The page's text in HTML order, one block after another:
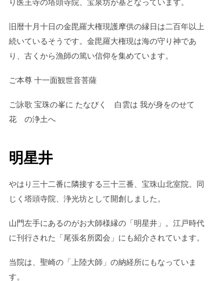
り医王寺の塔頭寺院、宝泉坊が基となっています。
旧暦十月十日の金毘羅大権現護摩供の縁日は二百年以上
続いているそうです。金毘羅大権現は海の守り神であ
り、古くから漁師の篤い信仰を集めています。
ご本尊 十一面観世音菩薩
ご詠歌 宝珠の峯に たなびく 白雲は 我が身をのせて
花 の浄土へ
明星井
やはり三十二番に隣接する三十三番、宝珠山北室院。同
じく塔頭寺院、浄光坊として開創しました。
山門左手にあるのがお大師様縁の「明星井」。江戸時代
に刊行された「尾張名所図会」にも紹介されています。
当院は、聖崎の「上陸大師」の納経所にもなっていま
す。